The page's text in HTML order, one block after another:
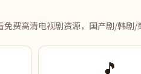
免费高清电视剧资源，国产剧/韩剧
🎵